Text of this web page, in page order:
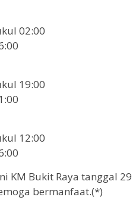
02:00
19:00
12:00
KM Bukit Raya tanggal 29
bermanfaat.(*)